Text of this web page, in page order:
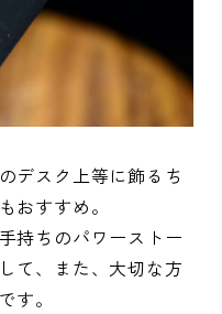
デスク上等に飾るち
おすすめ。
持ちのパワーストー
て、また、大切な方
す。